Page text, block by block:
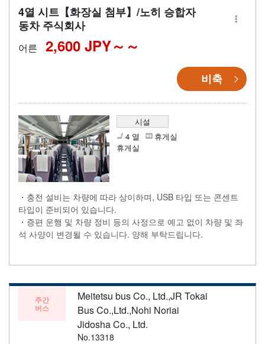
4열 시트【화장실 첨부】/노히 승합자
동차 주식회사
어른 2,600 JPY～
비축
시설
4 열
휴게실
휴게실
・충전 설비는 차량에 따라 상이하며, USB 타입 또는 콘센트
타입이 준비되어 있습니다.
・증편 운행 및 차량 정비 등의 사정으로 예고 없이 차량 및 좌
석 사양이 변경될 수 있습니다. 양해 부탁드립니다.
주간
버스
Meitetsu bus Co., Ltd.,JR Tokai
Bus Co.,Ltd.,Nohi Noriai
Jidosha Co., Ltd.
No.13318